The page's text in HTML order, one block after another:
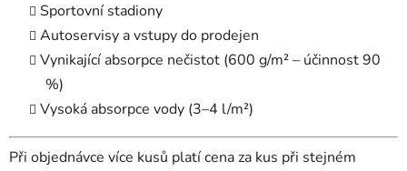
Sportovní stadiony
Autoservisy a vstupy do prodejen
Vynikající absorpce nečistot (600 g/m² – účinnost 90
%)
Vysoká absorpce vody (3–4 l/m²)
Při objednávce více kusů platí cena za kus při stejném